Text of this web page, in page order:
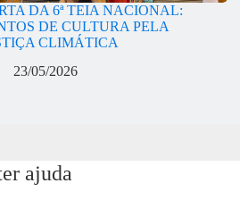
DA 6ª TEIA NACIONAL:
DE CULTURA PELA
CLIMÁTICA
23/05/2026
ajuda